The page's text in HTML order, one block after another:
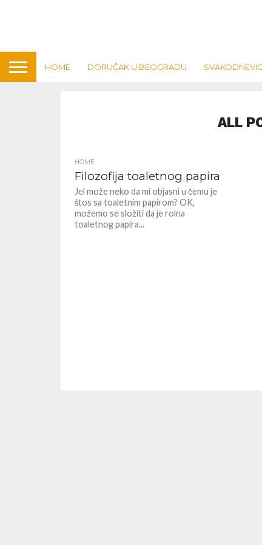
HOME DORUČAK U BEOGRADU
ALL
HOME
Filozofija toaletnog papira
Jel može neko da mi objasni u čemu je
štos sa toaletnim papirom? OK,
možemo se složiti da je rolna
toaletnog papira...